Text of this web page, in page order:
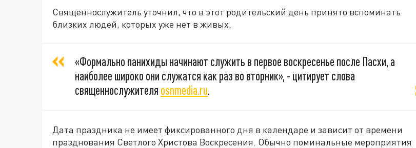
Священнослужитель уточнил, что в этот родительский день принято вспоминать
близких людей, которых уже нет в живых.
«Формально панихиды начинают служить в первое воскресенье после Пасхи, а
наиболее широко они служатся как раз во вторник», - цитирует слова
священнослужителя osnmedia.ru.
Дата праздника не имеет фиксированного дня в календаре и зависит от времени
празднования Светлого Христова Воскресения. Обычно поминальные мероприятия